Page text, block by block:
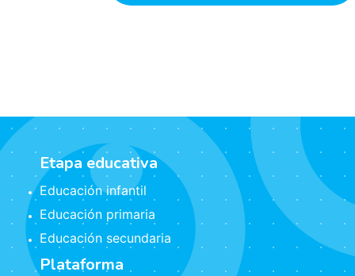
Etapa educativa
Educación infantil
Educación primaria
Educación secundaria
Plataforma